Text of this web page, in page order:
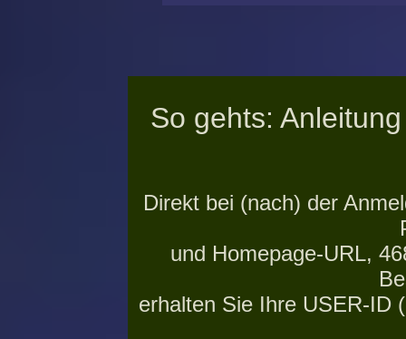
So gehts:
Direkt bei (nach) der
und Homepage-URL,
erhalten Sie Ihre USER-ID